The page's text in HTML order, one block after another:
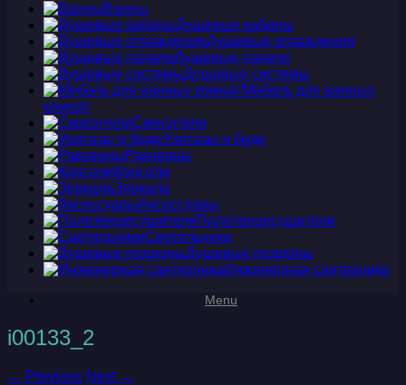
Ванны
Душевые кабины
Душевые ограждения
Душевые панели
Душевые системы
Мебель для ванных
комнат
Смесители
Унитазы и биде
Раковины
Консоли
Зеркала
Аксессуары
Полотенцесушители
Светильники
Душевые поддоны
Инженерная сантехника
Menu
i00133_2
← Previous Next →